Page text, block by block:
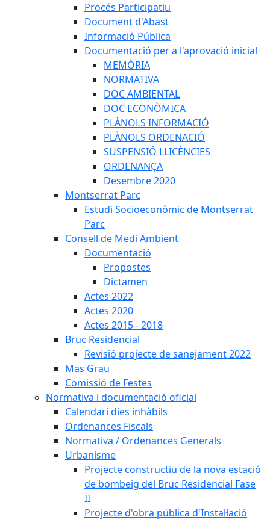
Procés Participatiu
Document d'Abast
Informació Pública
Documentació per a l'aprovació inicial
MEMÒRIA
NORMATIVA
DOC AMBIENTAL
DOC ECONÒMICA
PLÀNOLS INFORMACIÓ
PLÀNOLS ORDENACIÓ
SUSPENSIÓ LLICÈNCIES
ORDENANÇA
Desembre 2020
Montserrat Parc
Estudi Socioeconòmic de Montserrat
Parc
Consell de Medi Ambient
Documentació
Propostes
Dictamen
Actes 2022
Actes 2020
Actes 2015 - 2018
Bruc Residencial
Revisió projecte de sanejament 2022
Mas Grau
Comissió de Festes
Normativa i documentació oficial
Calendari dies inhàbils
Ordenances Fiscals
Normativa / Ordenances Generals
Urbanisme
Projecte constructiu de la nova estació
de bombeig del Bruc Residencial Fase
II
Projecte d'obra pública d'Instal·lació